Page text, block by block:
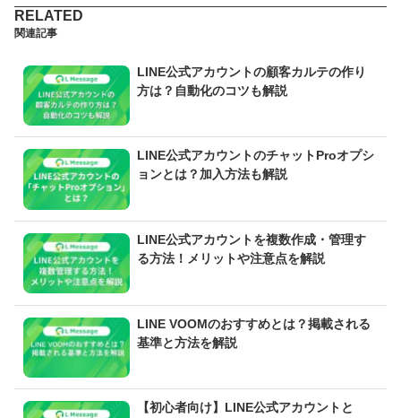
関連記事
LINE公式アカウントの顧客カルテの作り
方は？自動化のコツも解説
LINE公式アカウントのチャットProオプシ
ョンとは？加入方法も解説
LINE公式アカウントを複数作成・管理す
る方法！メリットや注意点を解説
LINE VOOMのおすすめとは？掲載される
基準と方法を解説
【初心者向け】LINE公式アカウントと